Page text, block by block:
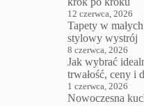
12 czerwca, 2026
Tapety w
stylowy wystrój
8 czerwca, 2026
Jak wybrać
trwałość, ceny i
1 czerwca, 2026
Nowoczesna